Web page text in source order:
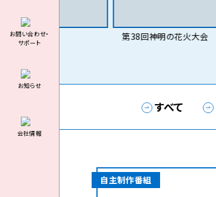
お問い合わせ・
サポート
お知らせ
会社情報
第38回神明の花火大会
すべて
自主制作番組